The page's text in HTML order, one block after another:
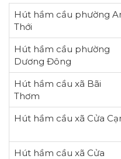
Hút hầm cầu phường
Thới
Hút hầm cầu phường
Dương Đông
Hút hầm cầu xã Bãi
Thơm
Hút hầm cầu xã Cửa
Hút hầm cầu xã Cửa